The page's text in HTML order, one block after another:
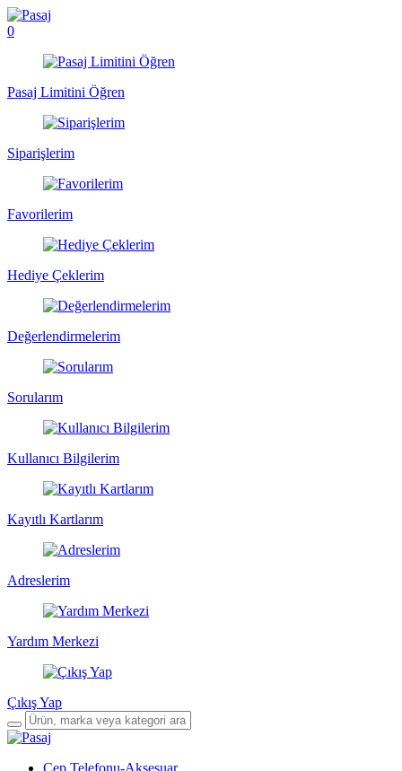
0
Pasaj Limitini Öğren
Siparişlerim
Favorilerim
Hediye Çeklerim
Değerlendirmelerim
Sorularım
Kullanıcı Bilgilerim
Kayıtlı Kartlarım
Adreslerim
Yardım Merkezi
Çıkış Yap
Cep Telefonu-Aksesuar